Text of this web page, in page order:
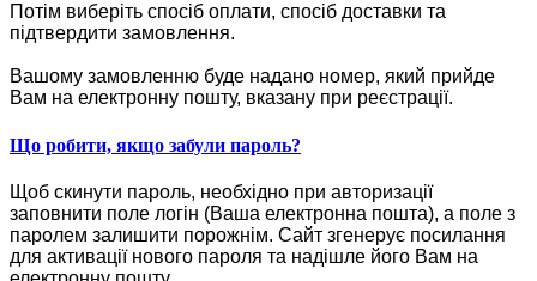
Потім виберіть спосіб оплати, спосіб доставки та
підтвердити замовлення.
Вашому замовленню буде надано номер, який прийде
Вам на електронну пошту, вказану при реєстрації.
Що робити, якщо забули пароль?
Щоб скинути пароль, необхідно при авторизації
заповнити поле логін (Ваша електронна пошта), а поле з
паролем залишити порожнім. Сайт згенерує посилання
для активації нового пароля та надішле його Вам на